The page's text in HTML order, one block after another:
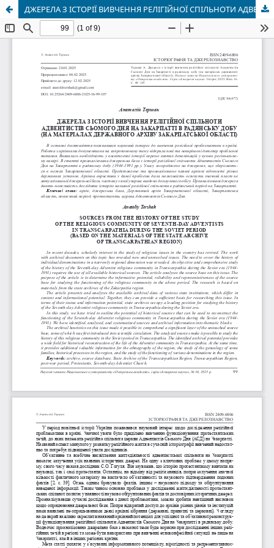
ДЖЕРЕЛА З ІСТОРІЇ ВИВЧЕННЯ РЕЛІГІЙНОЇ СПІЛЬНОТИ АДВЕНТИСТІВ СЬОМОГО ДНЯ НА ЗАКАРПАТТІ В РАДЯНСЬКУ ДОБУ (НА МАТЕРІАЛАХ ДЕРЖАВНОГО АРХІВУ ЗАКАРПАТСЬКОЇ ОБЛАСТІ)